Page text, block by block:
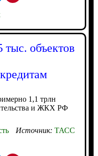
объектов
1,1 трлн
и ЖКХ РФ
Источник: ТАСС